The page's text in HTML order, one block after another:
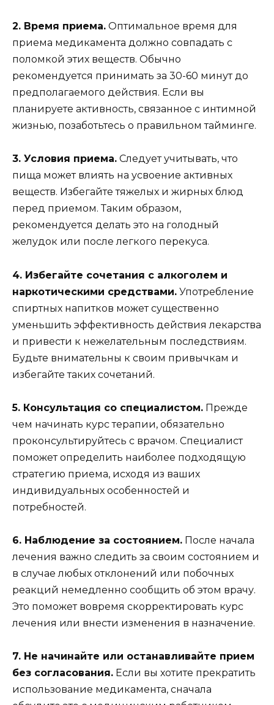
2. Время приема. Оптимальное время для
приема медикамента должно совпадать с
поломкой этих веществ. Обычно
рекомендуется принимать за 30-60 минут до
предполагаемого действия. Если вы
планируете активность, связанное с интимной
жизнью, позаботьтесь о правильном тайминге.
3. Условия приема. Следует учитывать, что
пища может влиять на усвоение активных
веществ. Избегайте тяжелых и жирных блюд
перед приемом. Таким образом,
рекомендуется делать это на голодный
желудок или после легкого перекуса.
4. Избегайте сочетания с алкоголем и
наркотическими средствами. Употребление
спиртных напитков может существенно
уменьшить эффективность действия лекарства
и привести к нежелательным последствиям.
Будьте внимательны к своим привычкам и
избегайте таких сочетаний.
5. Консультация со специалистом. Прежде
чем начинать курс терапии, обязательно
проконсультируйтесь с врачом. Специалист
поможет определить наиболее подходящую
стратегию приема, исходя из ваших
индивидуальных особенностей и
потребностей.
6. Наблюдение за состоянием. После начала
лечения важно следить за своим состоянием и
в случае любых отклонений или побочных
реакций немедленно сообщить об этом врачу.
Это поможет вовремя скорректировать курс
лечения или внести изменения в назначение.
7. Не начинайте или останавливайте прием
без согласования. Если вы хотите прекратить
использование медикамента, сначала